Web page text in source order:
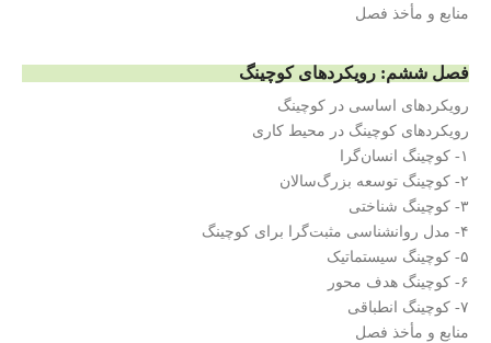
منابع و مأخذ فصل
فصل ششم: رویکردهای کوچینگ
رویکردهای اساسی در کوچینگ
رویکردهای کوچینگ در محیط کاری
۱- کوچینگ انسان‌گرا
۲- کوچینگ توسعه بزرگ‌سالان
۳- کوچینگ شناختی
۴- مدل روانشناسی مثبت‌گرا برای کوچینگ
۵- کوچینگ سیستماتیک
۶- کوچینگ هدف محور
۷- کوچینگ انطباقی
منابع و مأخذ فصل